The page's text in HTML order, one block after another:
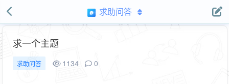
求助问答
求一个主题
求助问答 1134 0